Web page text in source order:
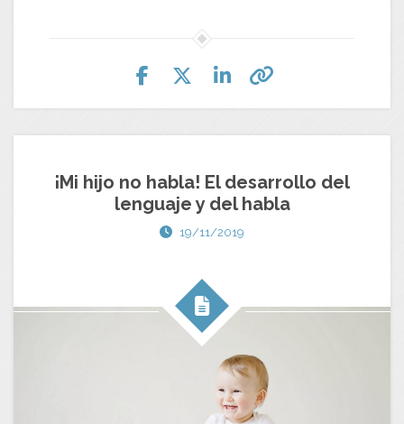
¡Mi hijo no habla! El desarrollo del
lenguaje y del habla
19/11/2019